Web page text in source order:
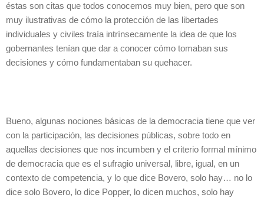
éstas son citas que todos conocemos muy bien, pero que son
muy ilustrativas de cómo la protección de las libertades
individuales y civiles traía intrínsecamente la idea de que los
gobernantes tenían que dar a conocer cómo tomaban sus
decisiones y cómo fundamentaban su quehacer.
Bueno, algunas nociones básicas de la democracia tiene que ver
con la participación, las decisiones públicas, sobre todo en
aquellas decisiones que nos incumben y el criterio formal mínimo
de democracia que es el sufragio universal, libre, igual, en un
contexto de competencia, y lo que dice Bovero, solo hay… no lo
dice solo Bovero, lo dice Popper, lo dicen muchos, solo hay